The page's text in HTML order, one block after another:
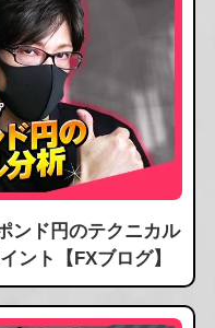
ンド円のテクニカル
ント【FXブログ】